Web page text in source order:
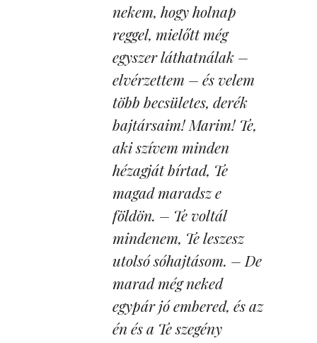
nekem, hogy holnap
reggel, mielőtt még
egyszer láthatnálak –
elvérzettem – és velem
több becsületes, derék
bajtársaim! Marim! Te,
aki szívem minden
hézagját bírtad, Te
magad maradsz e
földön. – Te voltál
mindenem, Te leszesz
utolsó sóhajtásom. – De
marad még neked
egypár jó embered, és az
én és a Te szegény